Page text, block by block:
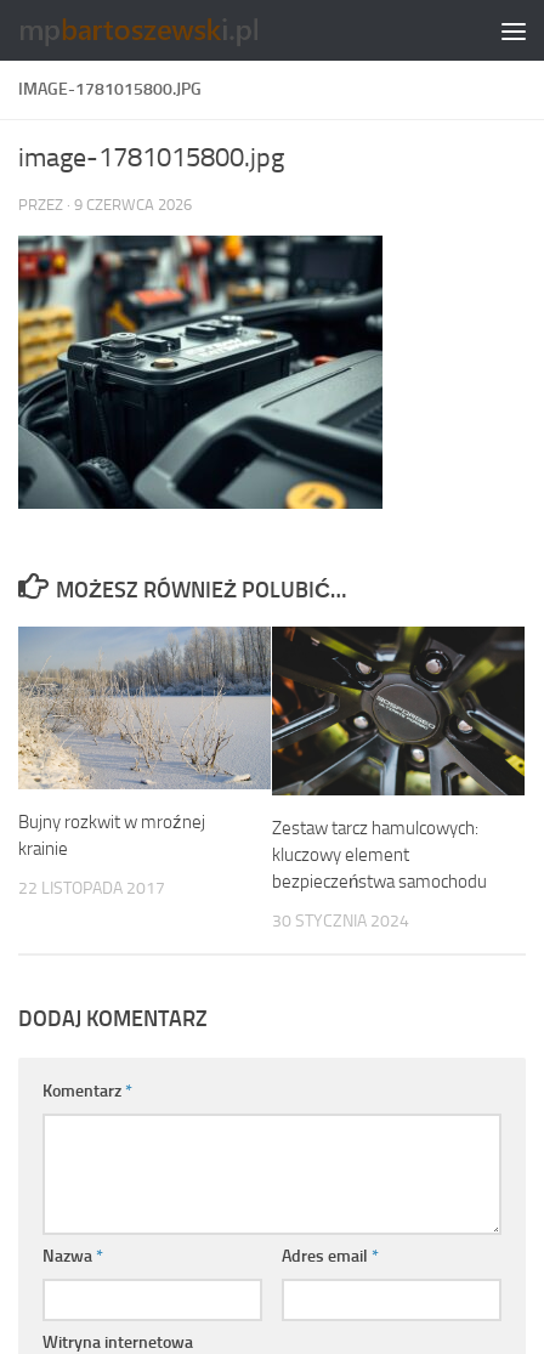
Skip to content
IMAGE-1781015800.JPG
image-1781015800.jpg
PRZEZ · 9 CZERWCA 2026
MOŻESZ RÓWNIEŻ POLUBIĆ…
Bujny rozkwit w mroźnej
krainie
22 LISTOPADA 2017
Zestaw tarcz hamulcowych:
kluczowy element
bezpieczeństwa samochodu
30 STYCZNIA 2024
DODAJ KOMENTARZ
Komentarz*
Nazwa* Adres email *
Witryna internetowa